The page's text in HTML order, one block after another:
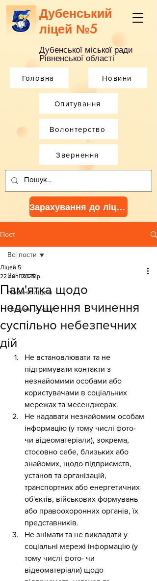
Дубенський
ліцей №5
Дубенської міської ради
Рівненської області
Головна Новини
Опитування
Зарахування до ліцею
Волонтерство
Звернення
Пост
Всі пости
Новини ліцею
Новини освіти
Всі пости
Пам'ятка щодо
недопущення вчинення
суспільно небезпечних
дій
Ліцей 5
22 лип. 2025 р.
Не встановлювати та не
підтримувати контакти з
незнайомими особами або
користувачами в соціальних
мережах та месенджерах.
Не надавати незнайомим особам
інформацію (у тому числі фото-
чи відеоматеріали), зокрема,
стосовно себе, близьких або
знайомих, щодо підприємств,
установ та організацій,
транспортних або енергетичних
об'єктів, військових формувань
або правоохоронних органів, їх
представників.
Не знімати та не викладати у
соціальні мережі інформацію (у
тому числі фото- чи
відеоматеріали) щодо